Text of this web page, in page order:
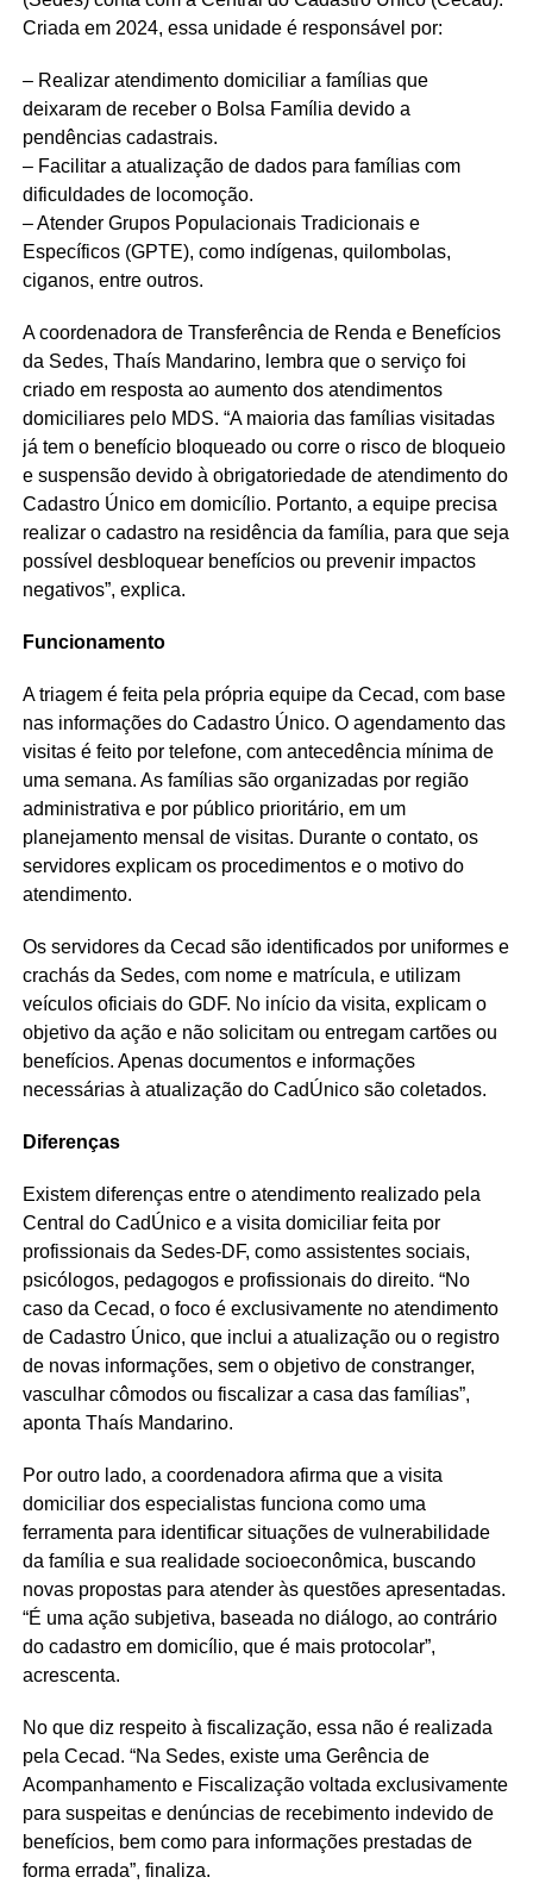
Criada em 2024, essa unidade é responsável por:
– Realizar atendimento domiciliar a famílias que
deixaram de receber o Bolsa Família devido a
pendências cadastrais.
– Facilitar a atualização de dados para famílias com
dificuldades de locomoção.
– Atender Grupos Populacionais Tradicionais e
Específicos (GPTE), como indígenas, quilombolas,
ciganos, entre outros.
A coordenadora de Transferência de Renda e Benefícios
da Sedes, Thaís Mandarino, lembra que o serviço foi
criado em resposta ao aumento dos atendimentos
domiciliares pelo MDS. “A maioria das famílias visitadas
já tem o benefício bloqueado ou corre o risco de bloqueio
e suspensão devido à obrigatoriedade de atendimento do
Cadastro Único em domicílio. Portanto, a equipe precisa
realizar o cadastro na residência da família, para que seja
possível desbloquear benefícios ou prevenir impactos
negativos”, explica.
Funcionamento
A triagem é feita pela própria equipe da Cecad, com base
nas informações do Cadastro Único. O agendamento das
visitas é feito por telefone, com antecedência mínima de
uma semana. As famílias são organizadas por região
administrativa e por público prioritário, em um
planejamento mensal de visitas. Durante o contato, os
servidores explicam os procedimentos e o motivo do
atendimento.
Os servidores da Cecad são identificados por uniformes e
crachás da Sedes, com nome e matrícula, e utilizam
veículos oficiais do GDF. No início da visita, explicam o
objetivo da ação e não solicitam ou entregam cartões ou
benefícios. Apenas documentos e informações
necessárias à atualização do CadÚnico são coletados.
Diferenças
Existem diferenças entre o atendimento realizado pela
Central do CadÚnico e a visita domiciliar feita por
profissionais da Sedes-DF, como assistentes sociais,
psicólogos, pedagogos e profissionais do direito. “No
caso da Cecad, o foco é exclusivamente no atendimento
de Cadastro Único, que inclui a atualização ou o registro
de novas informações, sem o objetivo de constranger,
vasculhar cômodos ou fiscalizar a casa das famílias”,
aponta Thaís Mandarino.
Por outro lado, a coordenadora afirma que a visita
domiciliar dos especialistas funciona como uma
ferramenta para identificar situações de vulnerabilidade
da família e sua realidade socioeconômica, buscando
novas propostas para atender às questões apresentadas.
“É uma ação subjetiva, baseada no diálogo, ao contrário
do cadastro em domicílio, que é mais protocolar”,
acrescenta.
No que diz respeito à fiscalização, essa não é realizada
pela Cecad. “Na Sedes, existe uma Gerência de
Acompanhamento e Fiscalização voltada exclusivamente
para suspeitas e denúncias de recebimento indevido de
benefícios, bem como para informações prestadas de
forma errada”, finaliza.